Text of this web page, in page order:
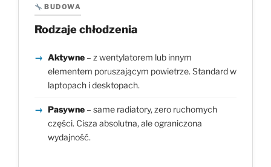
BUDOWA
Rodzaje chłodzenia
Aktywne – z wentylatorem lub innym
elementem poruszającym powietrze. Standard w
laptopach i desktopach.
Pasywne – same radiatory, zero ruchomych
części. Cisza absolutna, ale ograniczona
wydajność.